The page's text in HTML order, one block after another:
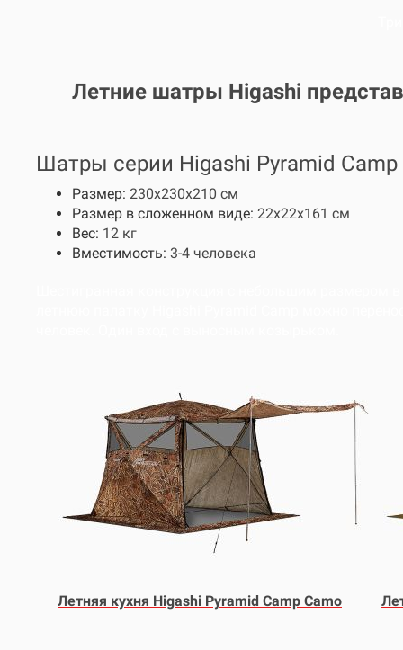
Летние шатры Higashi
Шатры серии Higashi Pyramid Camp
Размер: 230х230х210 см
Размер в сложенном виде: 22х22х161 см
Вес: 12 кг
Вместимость: 3-4 человека
Летняя кухня Higashi Pyramid Camp Camo